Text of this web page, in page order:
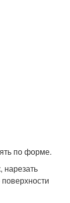
по форме.
нарезать